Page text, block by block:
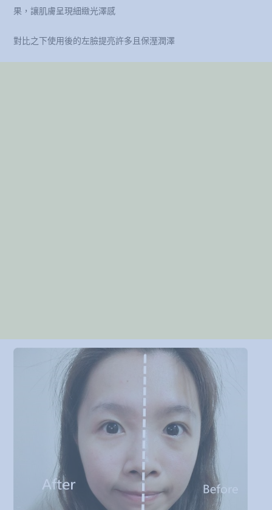
果，讓肌膚呈現細緻光澤感
對比之下使用後的左臉提亮許多且保溼潤澤